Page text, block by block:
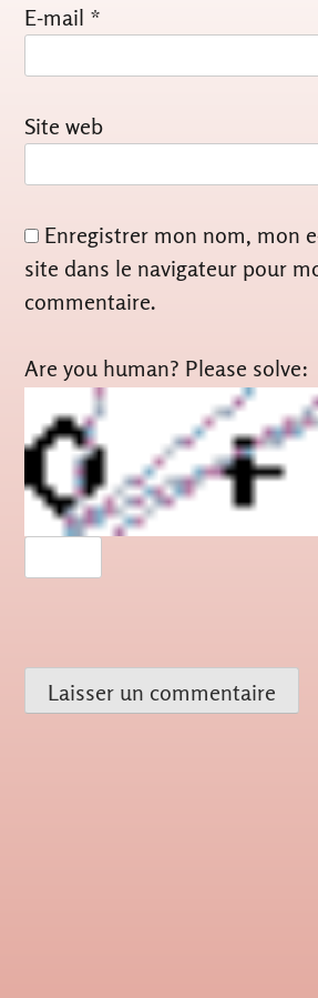
E-mail *
Site web
Enregistrer mon nom, mon
site dans le navigateur pour
commentaire.
Are you human? Please solve: